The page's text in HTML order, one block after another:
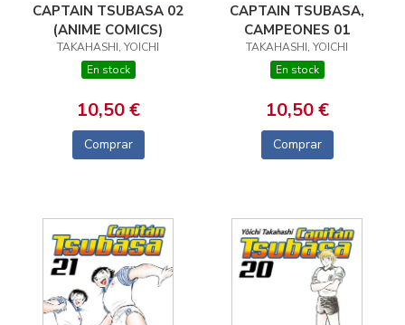
CAPTAIN TSUBASA 02
(ANIME COMICS)
TAKAHASHI, YOICHI
En stock
10,50 €
Comprar
CAPTAIN TSUBASA,
CAMPEONES 01
TAKAHASHI, YOICHI
En stock
10,50 €
Comprar